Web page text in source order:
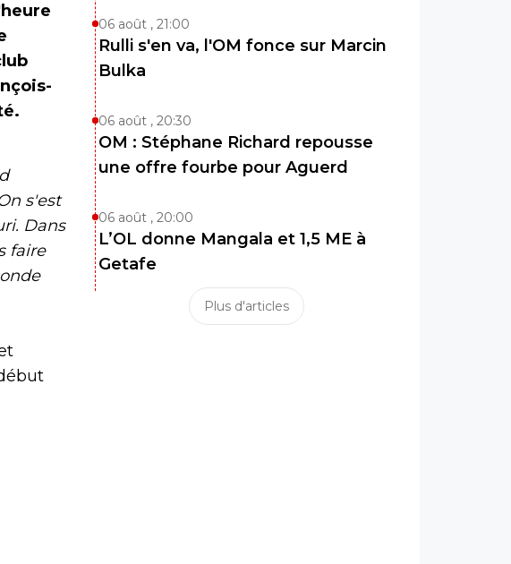
s'est
Dans
faire
06 août , 21:00
Rulli s'en va, l'OM fonce sur Marcin
Bulka
06 août , 20:30
OM : Stéphane Richard repousse
une offre fourbe pour Aguerd
06 août , 20:00
L’OL donne Mangala et 1,5 ME à
Getafe
Plus d'articles